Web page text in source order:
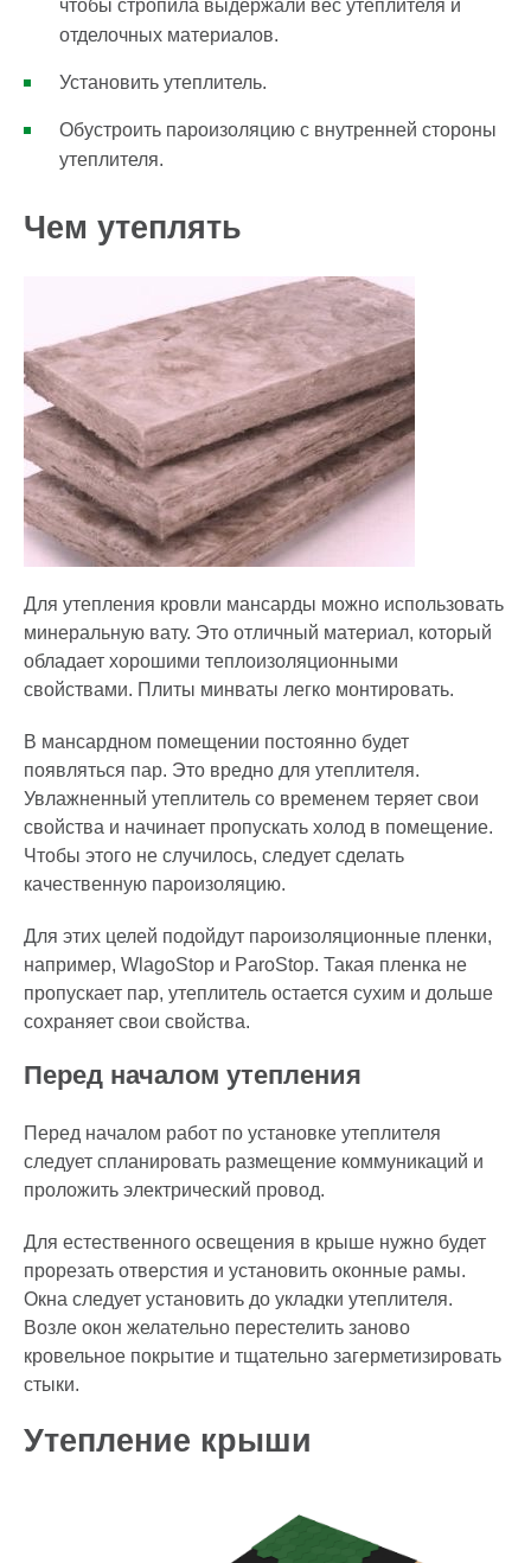
чтобы стропила выдержали вес утеплителя и
отделочных материалов.
Установить утеплитель.
Обустроить пароизоляцию с внутренней стороны
утеплителя.
Чем утеплять
Для утепления кровли мансарды можно использовать
минеральную вату. Это отличный материал, который
обладает хорошими теплоизоляционными
свойствами. Плиты минваты легко монтировать.
В мансардном помещении постоянно будет
появляться пар. Это вредно для утеплителя.
Увлажненный утеплитель со временем теряет свои
свойства и начинает пропускать холод в помещение.
Чтобы этого не случилось, следует сделать
качественную пароизоляцию.
Для этих целей подойдут пароизоляционные пленки,
например, WlagoStop и ParoStop. Такая пленка не
пропускает пар, утеплитель остается сухим и дольше
сохраняет свои свойства.
Перед началом утепления
Перед началом работ по установке утеплителя
следует спланировать размещение коммуникаций и
проложить электрический провод.
Для естественного освещения в крыше нужно будет
прорезать отверстия и установить оконные рамы.
Окна следует установить до укладки утеплителя.
Возле окон желательно перестелить заново
кровельное покрытие и тщательно загерметизировать
стыки.
Утепление крыши